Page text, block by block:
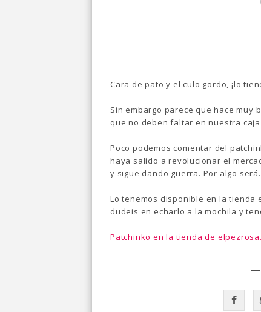
Cara de pato y el culo gordo, ¡lo
Sin embargo parece que hace
que no deben faltar en nuestra caja
Poco podemos comentar del
haya salido a revolucionar el
y sigue dando guerra. Por algo será.
Lo tenemos disponible en la tienda
dudeis en echarlo a la mochila y
Patchinko en la tienda de
—